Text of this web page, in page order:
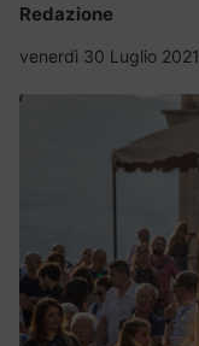
Redazione
venerdì 30 Luglio 2021